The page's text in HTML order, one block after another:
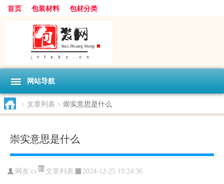
首页 包装材料 包材分类
网站导航
> 文章列表 > 崇实意思是什么
崇实意思是什么
网友:cs 文章列表 2024-12-25 19:24:36